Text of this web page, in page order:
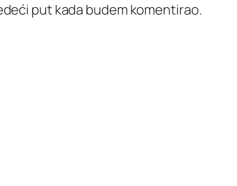
put kada budem komentirao.